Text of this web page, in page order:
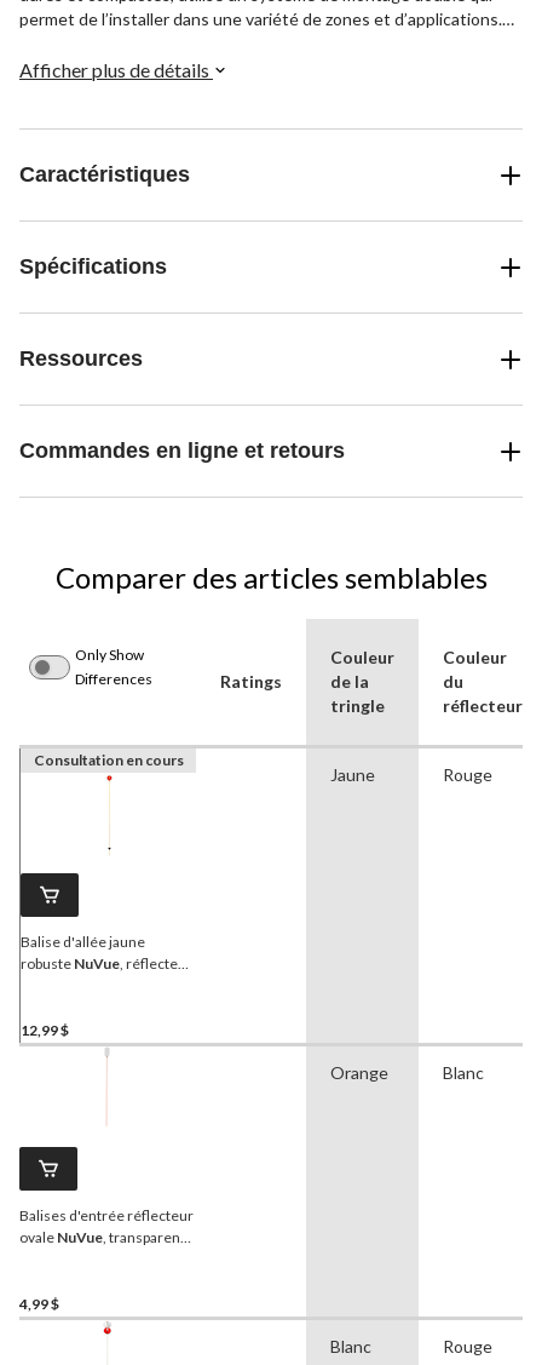
permet de l’installer dans une variété de zones et d’applications.
événements liés aux conditions météorologiques.
Afficher plus de détails
Caractéristiques
Spécifications
Ressources
Commandes en ligne et retours
Comparer des articles semblables
Only Show
Differences
Ratings
Couleur
de la
tringle
Couleur
du
réflecteur
Consultation en cours
Balise d'allée jaune
robuste NuVue, réflecteur
12,99 $
Jaune Rouge
Balises d'entrée réflecteur
ovale NuVue, transparent,
4,99 $
Orange Blanc
Blanc Rouge